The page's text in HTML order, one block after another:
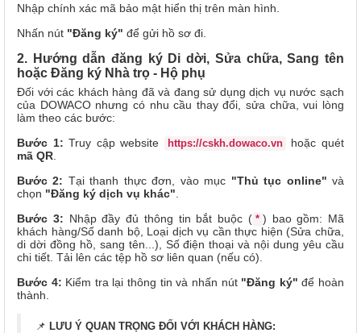
Nhập chính xác mã bảo mật hiển thị trên màn hình.
Nhấn nút "Đăng ký" để gửi hồ sơ đi.
2. Hướng dẫn đăng ký Di dời, Sửa chữa, Sang tên
hoặc Đăng ký Nhà trọ - Hộ phụ
Đối với các khách hàng đã và đang sử dụng dịch vụ nước sạch
của DOWACO nhưng có nhu cầu thay đổi, sửa chữa, vui lòng
làm theo các bước:
Bước 1: Truy cập website https://cskh.dowaco.vn
hoặc quét
mã QR
Bước 2: Tại thanh thực đơn, vào mục "Thủ tục online" và
chọn "Đăng ký dịch vụ khác"
Bước 3: Nhập đầy đủ thông tin bắt buộc ( * ) bao gồm: Mã
khách hàng/Số danh bộ, Loại dịch vụ cần thực hiện (Sửa chữa,
di dời đồng hồ, sang tên...), Số điện thoại và nội dung yêu cầu
chi tiết. Tải lên các tệp hồ sơ liên quan (nếu có).
Bước 4: Kiểm tra lại thông tin và nhấn nút "Đăng ký" để hoàn
thành.
📌 LƯU Ý QUAN TRỌNG ĐỐI VỚI KHÁCH HÀNG: